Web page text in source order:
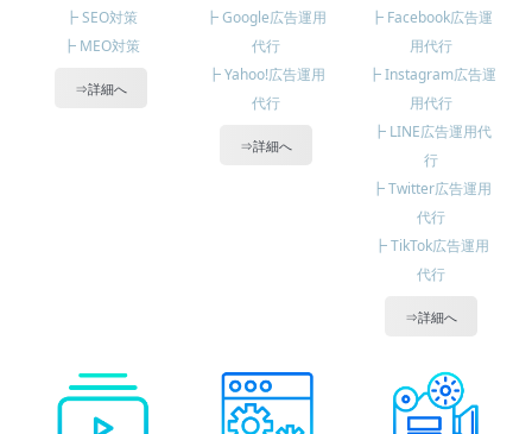
┣ SEO対策
┣ MEO対策
⇒詳細へ
┣ Google広告運用
代行
┣ Yahoo!広告運用
代行
⇒詳細へ
┣ Facebook広告運
用代行
┣ Instagram広告運
用代行
┣ LINE広告運用代
行
┣ Twitter広告運用
代行
┣ TikTok広告運用
代行
⇒詳細へ